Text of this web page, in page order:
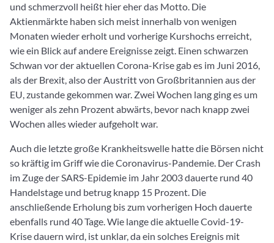
und schmerzvoll heißt hier eher das Motto. Die
Aktienmärkte haben sich meist innerhalb von wenigen
Monaten wieder erholt und vorherige Kurshochs erreicht,
wie ein Blick auf andere Ereignisse zeigt. Einen schwarzen
Schwan vor der aktuellen Corona-Krise gab es im Juni 2016,
als der Brexit, also der Austritt von Großbritannien aus der
EU, zustande gekommen war. Zwei Wochen lang ging es um
weniger als zehn Prozent abwärts, bevor nach knapp zwei
Wochen alles wieder aufgeholt war.
Auch die letzte große Krankheitswelle hatte die Börsen nicht
so kräftig im Griff wie die Coronavirus-Pandemie. Der Crash
im Zuge der SARS-Epidemie im Jahr 2003 dauerte rund 40
Handelstage und betrug knapp 15 Prozent. Die
anschließende Erholung bis zum vorherigen Hoch dauerte
ebenfalls rund 40 Tage. Wie lange die aktuelle Covid-19-
Krise dauern wird, ist unklar, da ein solches Ereignis mit